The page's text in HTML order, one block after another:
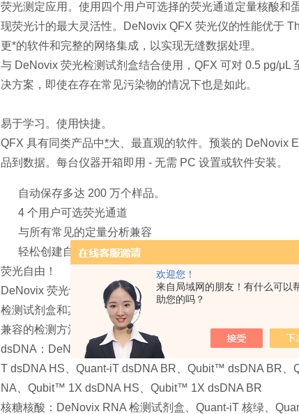
欢迎您！
来自局域网的朋友！有什么可以
助您的吗？
荧光测定应用。使用四个用户可选择的荧光通道定量核酸
现荧光计的最大灵活性。
DeNovix QFX 荧光仪的性能优于
更*的软件和完整的网络集成，以实现无缝数据处理。
与 DeNovix 荧光检测试剂盒结合使用，QFX 可对 0.5 pg/
决方案，即使在存在常见污染物的情况下也是如此。
易于学习。使用快捷。
QFX 具有同类产品中*大、最直观的软件。预装的 DeNovix
品到数据。每台仪器开箱即用 - 无需 PC 设置或软件安装。
自动保存多达 200 万个样品。
4 个用户可选荧光通道
与所有常见的定量分析兼容
轻松创建自定义检测
荧光自由！
DeNovix 荧光计使科学家能够灵活地选择任何荧光检测，
检测试剂盒和其他常见的市售检测试剂盒兼容，这些检测试
兼容的检测方法包括：
dsDNA：DeNovix dsDNA 宽范围、DeNovix dsDNA 高灵
T dsDNA HS、Quant-iT dsDNA BR、Qubit™ dsDNA BR
NA、Qubit™ 1X dsDNA HS、Qubit™ 1X dsDNA BR
核糖核酸：DeNovix RNA 检测试剂盒、Quant-iT 核绿、